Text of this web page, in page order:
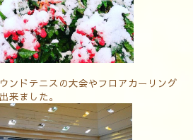
ンドテニスの大会やフロアカーリング
来ました。